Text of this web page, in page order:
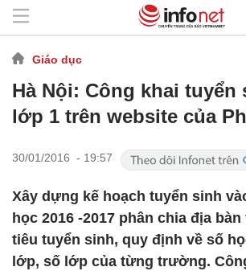
Giáo dục
Hà Nội: Công khai tuyển
lớp 1 trên website của
30/01/2016 - 19:57
Xây dựng kế hoạch tuyển sinh
học 2016 -2017 phân chia địa
tiêu tuyển sinh, quy định về số
lớp, số lớp của từng trường.